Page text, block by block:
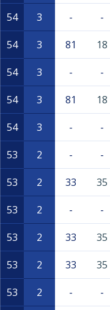
54 3 - -
54 3 81 18
54 3 - -
54 3 81 18
54 3 - -
53 2 - -
53 2 33 35
53 2 - -
53 2 33 35
53 2 33 35
53 2 - -